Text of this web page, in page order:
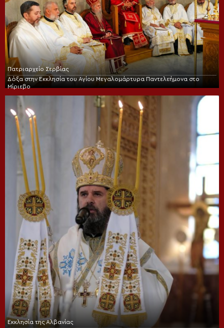
Πατριαρχείο Σερβίας
Δόξα στην Εκκλησία του Αγίου Μεγαλομάρτυρα Παντελεήμονα στο
Μίριεβο
Εκκλησία της Αλβανίας